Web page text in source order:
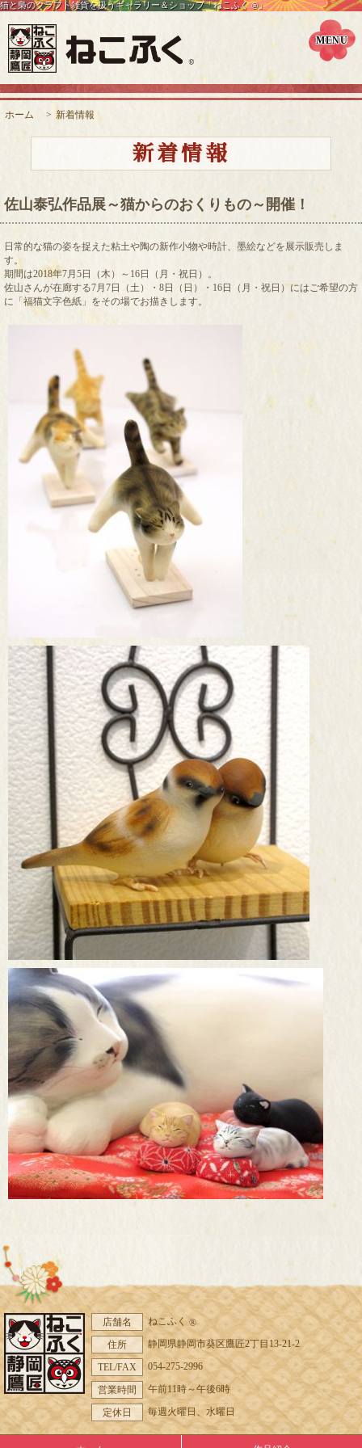
猫と梟のクラフト雑貨を扱うギャラリー＆ショップ「ねこふく®」
ホーム > 新着情報
新着情報
佐山泰弘作品展～猫からのおくりもの～開催！
日常的な猫の姿を捉えた粘土や陶の新作小物や時計、墨絵などを展示販売しま
す。
期間は2018年7月5日（木）～16日（月・祝日）。
佐山さんが在廊する7月7日（土）・8日（日）・16日（月・祝日）にはご希望の方
に「福猫文字色紙」をその場でお描きします。
店舗名 ねこふく ®
住所
静岡県静岡市葵区鷹匠2丁目13-21-2
TEL/FAX 054-275-2996
営業時間 午前11時～午後6時
定休日 毎週火曜日、水曜日